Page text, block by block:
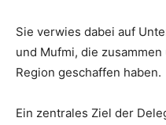
Sie verwies dabei auf
und Mufmi, die
Region geschaffen haben.
Ein zentrales Ziel der